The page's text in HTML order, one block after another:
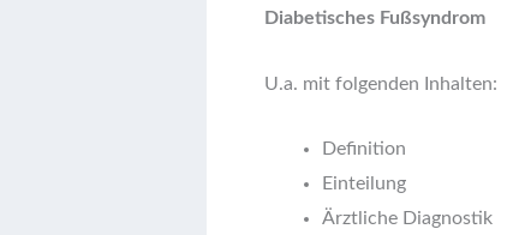
Diabetisches Fußsyndrom
U.a. mit folgenden Inhalten:
Definition
Einteilung
Ärztliche Diagnostik